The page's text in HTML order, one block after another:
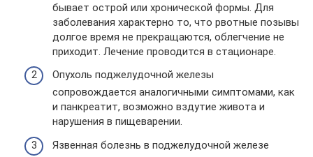
бывает острой или хронической формы. Для
заболевания характерно то, что рвотные позывы
долгое время не прекращаются, облегчение не
приходит. Лечение проводится в стационаре.
Опухоль поджелудочной железы
сопровождается аналогичными симптомами, как
и панкреатит, возможно вздутие живота и
нарушения в пищеварении.
Язвенная болезнь в поджелудочной железе